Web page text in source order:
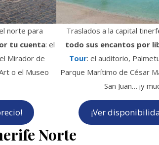
norte para
tu cuenta: el
Mirador de
o el Museo
Traslados a la capital
todo sus encantos por
Tour: el auditorio,
Parque Marítimo de César
San Juan… ¡y
¡Ver
Norte